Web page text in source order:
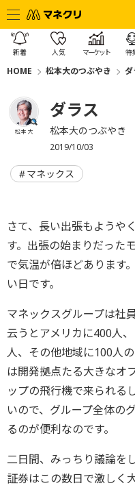
新着 人気 マーケット 特
HOME 松本大のつぶやき ダ
松本 大
ダラス
松本大のつぶやき
2019/10/03
マネックス
さて、長い出張もようや
す。出張の始まりだった
で気温が倍ほどあります
い日です。
マネックスグループは社
云うとアメリカに400人
人、その他地域に100人
は開発拠点たる大きなオ
ップの飛行機で来られる
いので、グループ全体の
るのが便利なのです。
二日間、みっちり議論を
証券はこの数日で激しく